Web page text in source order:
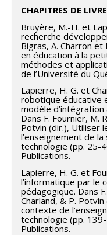
CHAPITRES DE LIVRE
Bruyère, M.-H. et
recherche
Bigras, A. Charron et
en éducation à la
méthodes et
de l’Université du
Lapierre, H. G. et
robotique éducative
modèle
Dans F. Fournier, M.
Potvin (dir.), Utiliser
l’enseignement de
technologie (pp. 25-
Publications.
Lapierre, H. G. et
l’informatique par le
pédagogique. Dans
Charland, & P.
contexte de
technologie (pp.
Publications.